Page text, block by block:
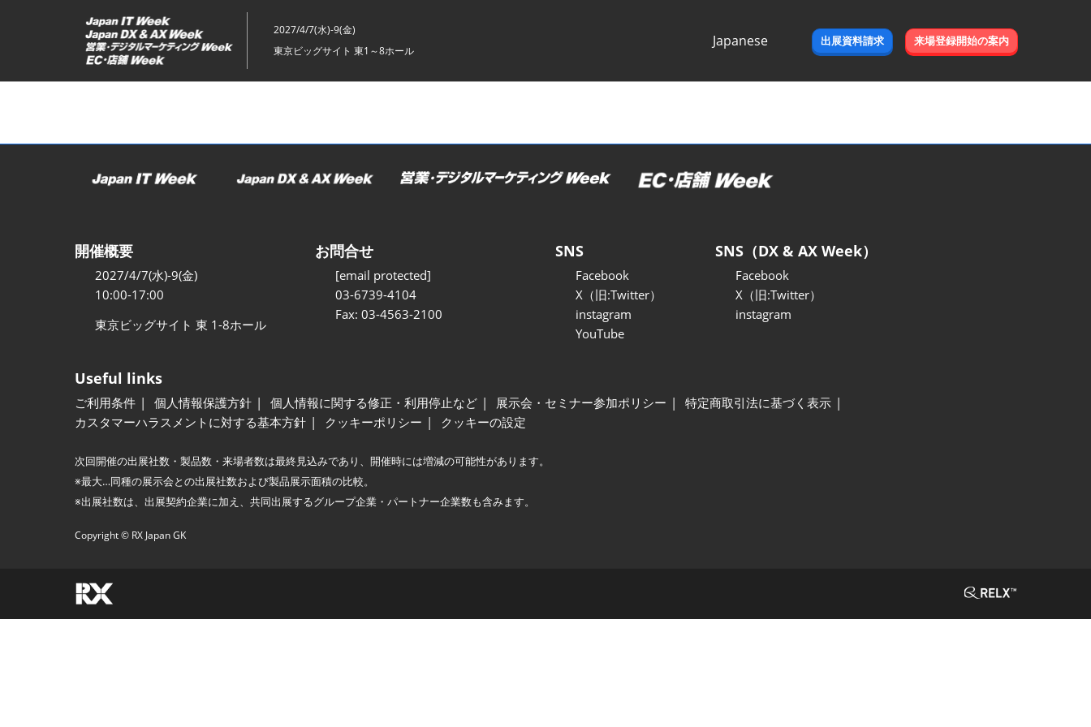
ッ
2027/4/7(水)-9(金)
東京ビッグサイト 東1～8ホール
Japanese
出展資料請求 来場登録開始の案内
開催概要
2027/4/7(水)-9(金)
10:00-17:00
東京ビッグサイト 東 1-8ホール
お問合せ
[email protected]
03-6739-4104
Fax: 03-4563-2100
SNS
Facebook
X（旧:Twitter）
instagram
YouTube
SNS（DX & AX Week）
Facebook
X（旧:Twitter）
instagram
Useful links
ご利用条件 個人情報保護方針 個人情報に関する修正・利用停止など 展示会・セミナー参加ポリシー
特定商取引法に基づく表示
カスタマーハラスメントに対する基本方針
クッキーポリシー クッキーの設定
次回開催の出展社数・製品数・来場者数は最終見込みであり、開催時には増減の可能性があります。
※最大…同種の展示会との出展社数および製品展示面積の比較。
※出展社数は、出展契約企業に加え、共同出展するグループ企業・パートナー企業数も含みます。
Copyright © RX Japan GK